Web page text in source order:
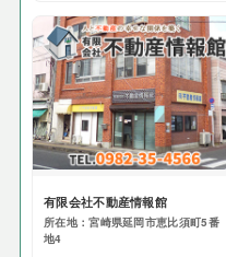
有限会社不動産情報館
所在地：宮崎県延岡市恵比須町5番
地4